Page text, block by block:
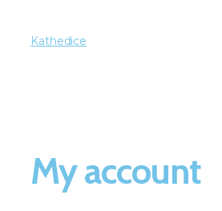
Kathedice
My account